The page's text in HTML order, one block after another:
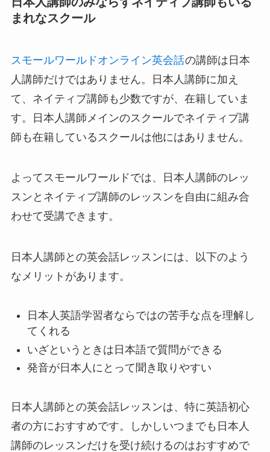
まれなスクール
スモールワールドオンライン英会話の講師は日本
人講師だけではありません。日本人講師に加え
て、ネイティブ講師も少数ですが、在籍していま
す。日本人講師メインのスクールでネイティブ講
師も在籍しているスクールは他にはありません。
よってスモールワールドでは、日本人講師のレッ
スンとネイティブ講師のレッスンを自由に組み合
わせて受講できます。
日本人講師との英会話レッスンには、以下のよう
なメリットがあります。
日本人英語学習者ならではの苦手な点を理解し
てくれる
いざというときは日本語で質問ができる
発音が日本人にとって聞き取りやすい
日本人講師との英会話レッスンは、特に英語初心
者の方におすすめです。しかしいつまでも日本人
講師のレッスンだけを受け続けるのはおすすめで